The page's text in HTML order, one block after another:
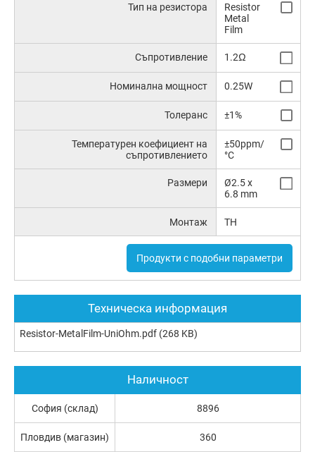
Тип на резистора
Resistor
Metal
Film
Съпротивление 1.2Ω
Номинална мощност 0.25W
Толеранс ±1%
Температурен коефициент на
съпротивлението
±50ppm/
°C
Размери
Ø2.5 x
6.8 mm
Монтаж TH
Продукти с подобни параметри
Техническа информация
Resistor-MetalFilm-UniOhm.pdf (268 KB)
Наличност
София (склад) 8896
Пловдив (магазин) 360